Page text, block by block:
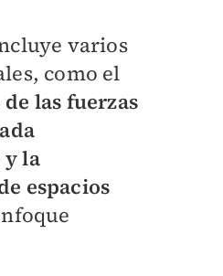
varios
como el
las fuerzas
la
espacios